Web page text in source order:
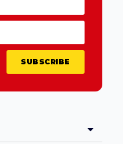
SUBSCRIBE